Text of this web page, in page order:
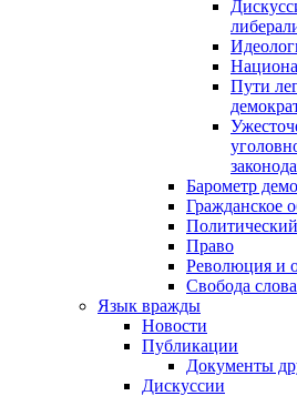
Пути
Барометр
Гражданское
Право
Революция и
Свобода слова
Язык вражды
Новости
Публикации
Документы
Дискуссии